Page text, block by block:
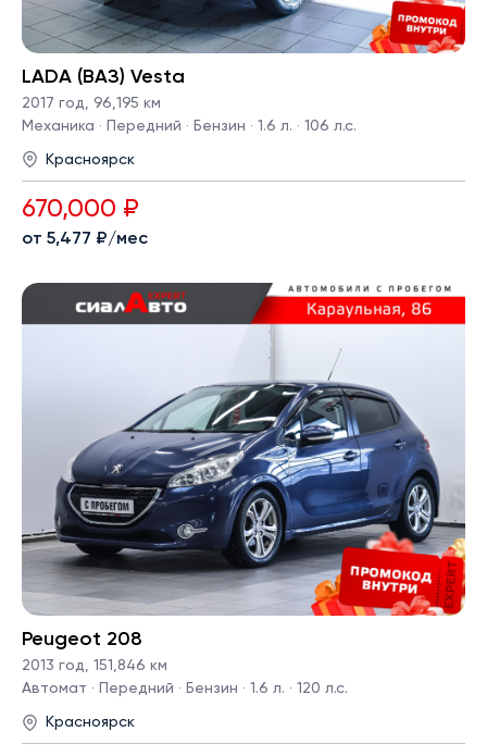
LADA (ВАЗ) Vesta
2017 год, 96,195 км
Механика · Передний · Бензин · 1.6 л. · 106 л.с.
Красноярск
670,000 ₽
от 5,477 ₽/мес
Peugeot 208
2013 год, 151,846 км
Автомат · Передний · Бензин · 1.6 л. · 120 л.с.
Красноярск